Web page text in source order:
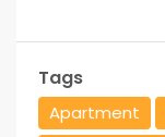
Tags
Apartment